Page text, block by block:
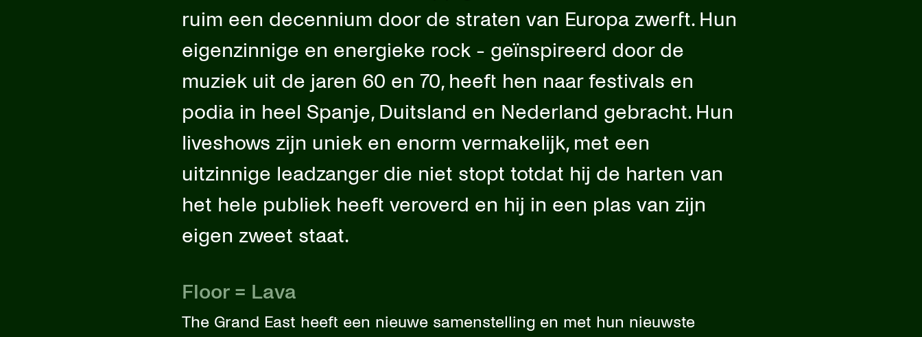
ruim een decennium door de straten van Europa zwerft. Hun
eigenzinnige en energieke rock - geïnspireerd door de
muziek uit de jaren 60 en 70, heeft hen naar festivals en
podia in heel Spanje, Duitsland en Nederland gebracht. Hun
liveshows zijn uniek en enorm vermakelijk, met een
uitzinnige leadzanger die niet stopt totdat hij de harten van
het hele publiek heeft veroverd en hij in een plas van zijn
eigen zweet staat.
Floor = Lava
The Grand East heeft een nieuwe samenstelling en met hun nieuwste